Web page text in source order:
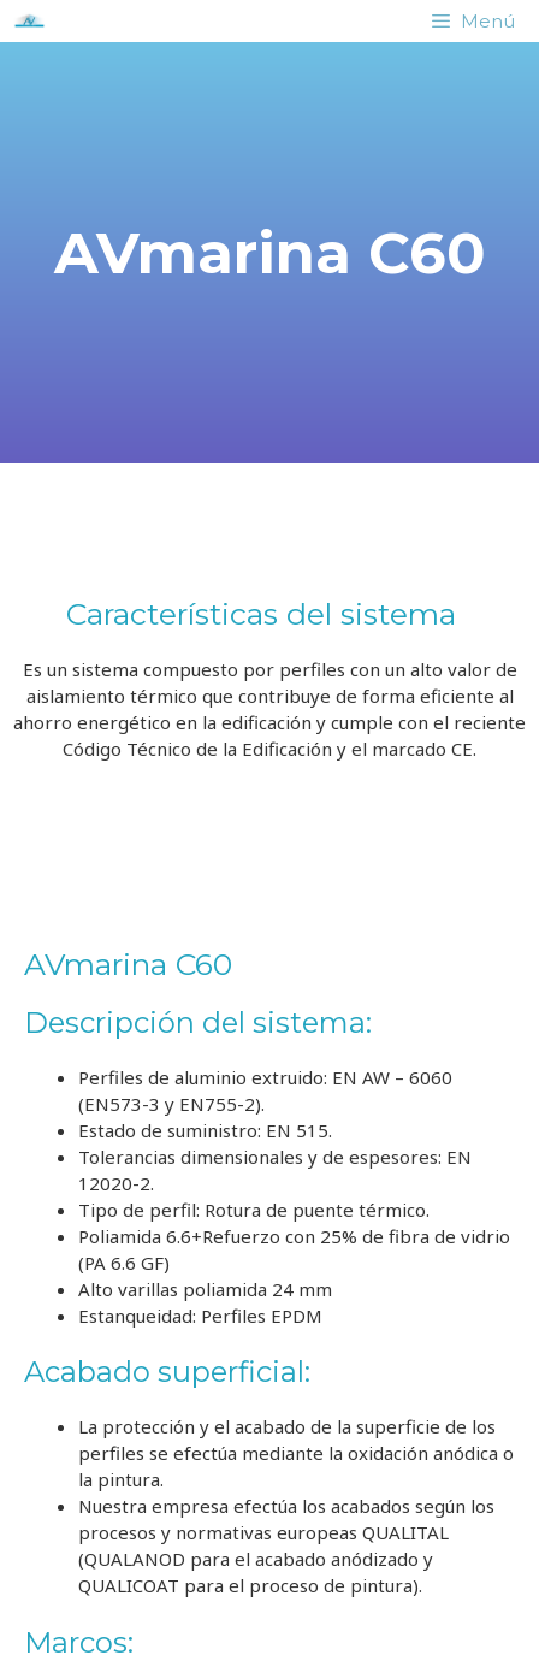
Menú
AVmarina C60
Características del sistema
Es un sistema compuesto por perfiles con un alto valor de
aislamiento térmico que contribuye de forma eficiente al
ahorro energético en la edificación y cumple con el reciente
Código Técnico de la Edificación y el marcado CE.
AVmarina C60
Descripción del sistema:
Perfiles de aluminio extruido: EN AW – 6060
(EN573-3 y EN755-2).
Estado de suministro: EN 515.
Tolerancias dimensionales y de espesores: EN
12020-2.
Tipo de perfil: Rotura de puente térmico.
Poliamida 6.6+Refuerzo con 25% de fibra de vidrio
(PA 6.6 GF)
Alto varillas poliamida 24 mm
Estanqueidad: Perfiles EPDM
Acabado superficial:
La protección y el acabado de la superficie de los
perfiles se efectúa mediante la oxidación anódica o
la pintura.
Nuestra empresa efectúa los acabados según los
procesos y normativas europeas QUALITAL
(QUALANOD para el acabado anódizado y
QUALICOAT para el proceso de pintura).
Marcos: